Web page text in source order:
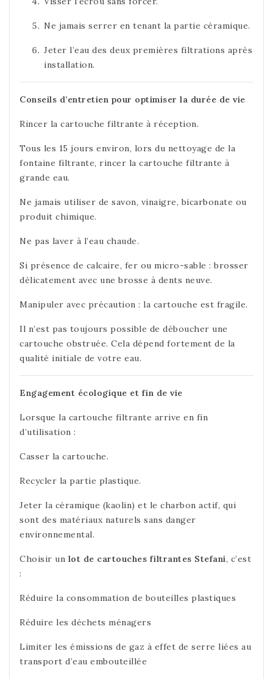
Ne jamais serrer en tenant la partie céramique.
Jeter l’eau des deux premières filtrations après
installation.
Conseils d’entretien pour optimiser la durée de vie
Rincer la cartouche filtrante à réception.
Tous les 15 jours environ, lors du nettoyage de la
fontaine filtrante, rincer la cartouche filtrante à
grande eau.
Ne jamais utiliser de savon, vinaigre, bicarbonate ou
produit chimique.
Ne pas laver à l’eau chaude.
Si présence de calcaire, fer ou micro-sable : brosser
délicatement avec une brosse à dents neuve.
Manipuler avec précaution : la cartouche est fragile.
Il n’est pas toujours possible de déboucher une
cartouche obstruée. Cela dépend fortement de la
qualité initiale de votre eau.
Engagement écologique et fin de vie
Lorsque la cartouche filtrante arrive en fin
d’utilisation :
Casser la cartouche.
Recycler la partie plastique.
Jeter la céramique (kaolin) et le charbon actif, qui
sont des matériaux naturels sans danger
environnemental.
Choisir un lot de cartouches filtrantes Stefani, c’est
:
Réduire la consommation de bouteilles plastiques
Réduire les déchets ménagers
Limiter les émissions de gaz à effet de serre liées au
transport d’eau embouteillée